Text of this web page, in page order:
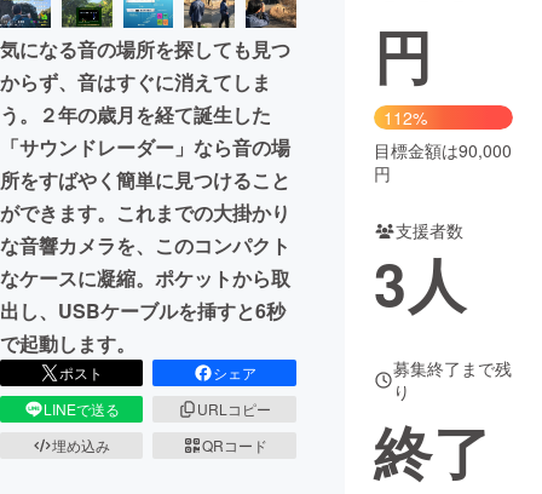
まちづくり・地域活性化
CAMPFIRE for Social Good
CAMPFIRE Creation
CAMPFIREふるさと納税machi-ya コミュニティ
気になる音の場所を探しても見つ
からず、音はすぐに消えてしま
う。２年の歳月を経て誕生した
「サウンドレーダー」なら音の場
所をすばやく簡単に見つけること
ができます。これまでの大掛かり
な音響カメラを、このコンパクト
なケースに凝縮。ポケットから取
出し、USBケーブルを挿すと6秒
で起動します。
ポスト
シェア
LINEで送る
URLコピー
埋め込み
QRコード
円
112%
目標金額は90,000
円
支援者数
3人
募集終了まで残
り
終了